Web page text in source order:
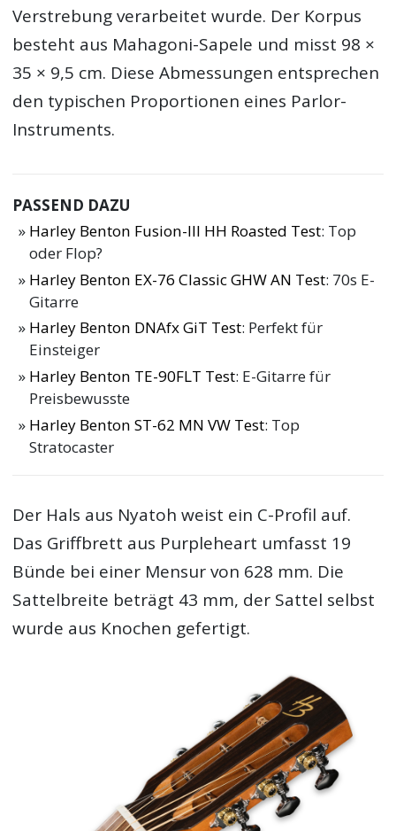
Verstrebung verarbeitet wurde. Der Korpus
besteht aus Mahagoni-Sapele und misst 98 ×
35 × 9,5 cm. Diese Abmessungen entsprechen
den typischen Proportionen eines Parlor-
Instruments.
PASSEND DAZU
Harley Benton Fusion-III HH Roasted Test: Top
oder Flop?
Harley Benton EX-76 Classic GHW AN Test: 70s E-
Gitarre
Harley Benton DNAfx GiT Test: Perfekt für
Einsteiger
Harley Benton TE-90FLT Test: E-Gitarre für
Preisbewusste
Harley Benton ST-62 MN VW Test: Top
Stratocaster
Der Hals aus Nyatoh weist ein C-Profil auf.
Das Griffbrett aus Purpleheart umfasst 19
Bünde bei einer Mensur von 628 mm. Die
Sattelbreite beträgt 43 mm, der Sattel selbst
wurde aus Knochen gefertigt.